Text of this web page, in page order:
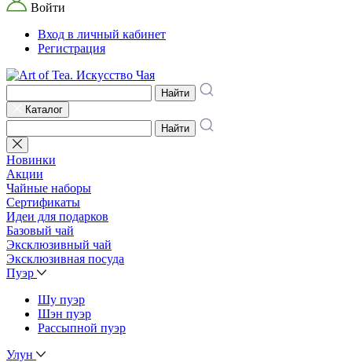
Войти
Вход в личный кабинет
Регистрация
Найти
Каталог
Найти
Новинки
Акции
Чайные наборы
Сертификаты
Идеи для подарков
Базовый чай
Эксклюзивный чай
Эксклюзивная посуда
Пуэр
Шу пуэр
Шэн пуэр
Рассыпной пуэр
Улун